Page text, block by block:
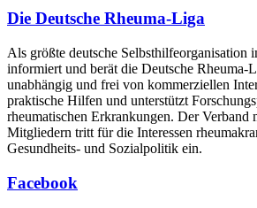
Die Deutsche Rheuma-Liga
Als größte deutsche Selbsthilfe­organisation
informiert und berät die Deutsche Rheuma-
unabhängig und frei von kommerziellen
praktische Hilfen und unterstützt
rheumatischen Erkrankungen. Der Verband
Mitgliedern tritt für die Interessen
Gesundheits- und Sozialpolitik ein.
Facebook